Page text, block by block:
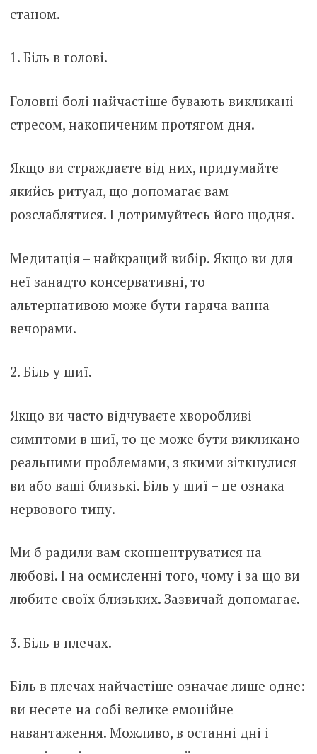
станом.
1. Біль в голові.
Головні болі найчастіше бувають викликані
стресом, накопиченим протягом дня.
Якщо ви страждаєте від них, придумайте
якийсь ритуал, що допомагає вам
розслаблятися. І дотримуйтесь його щодня.
Медитація – найкращий вибір. Якщо ви для
неї занадто консервативні, то
альтернативою може бути гаряча ванна
вечорами.
2. Біль у шиї.
Якщо ви часто відчуваєте хворобливі
симптоми в шиї, то це може бути викликано
реальними проблемами, з якими зіткнулися
ви або ваші близькі. Біль у шиї – це ознака
нервового типу.
Ми б радили вам сконцентруватися на
любові. І на осмисленні того, чому і за що ви
любите своїх близьких. Зазвичай допомагає.
3. Біль в плечах.
Біль в плечах найчастіше означає лише одне:
ви несете на собі велике емоційне
навантаження. Можливо, в останні дні і